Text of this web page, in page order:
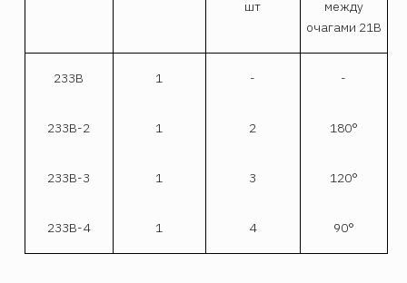
шт
между
очагами 21В
233В 1 - -
233В-2 1 2 180°
233В-3 1 3 120°
233В-4 1 4 90°